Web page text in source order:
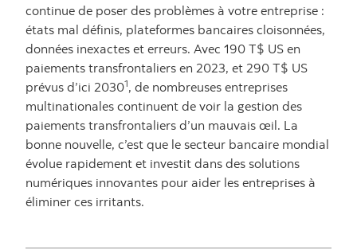
continue de poser des problèmes à votre entreprise :
états mal définis, plateformes bancaires cloisonnées,
données inexactes et erreurs. Avec 190 T$ US en
paiements transfrontaliers en 2023, et 290 T$ US
prévus d’ici 20301, de nombreuses entreprises
multinationales continuent de voir la gestion des
paiements transfrontaliers d’un mauvais œil. La
bonne nouvelle, c’est que le secteur bancaire mondial
évolue rapidement et investit dans des solutions
numériques innovantes pour aider les entreprises à
éliminer ces irritants.